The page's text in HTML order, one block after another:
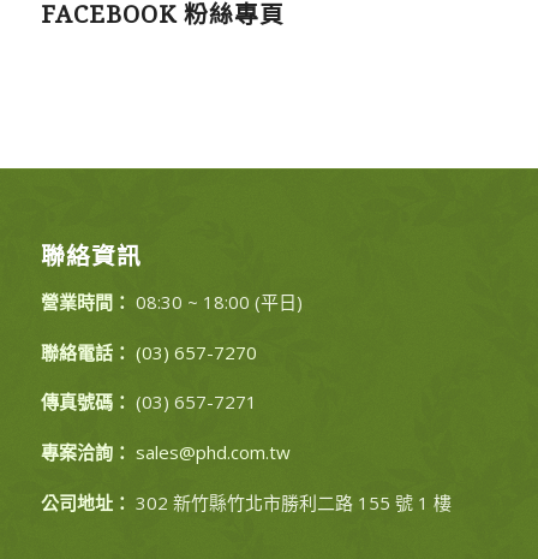
FACEBOOK 粉絲專頁
聯絡資訊
營業時間： 08:30 ~ 18:00 (平日)
聯絡電話： (03) 657-7270
傳真號碼： (03) 657-7271
專案洽詢： sales@phd.com.tw
公司地址： 302 新竹縣竹北市勝利二路 155 號 1 樓